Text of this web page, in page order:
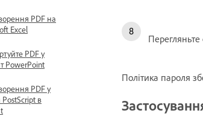
PDF на
Excel
PDF у
PowerPoint
PDF у
в
Перегляньте
Політика пароля